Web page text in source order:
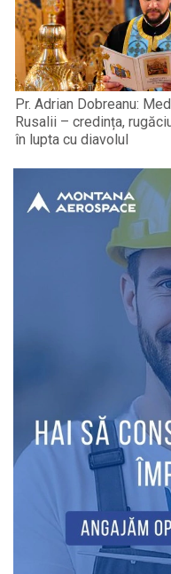
Pr. Adrian Dobreanu:
Rusalii – credința,
în lupta cu diavolul